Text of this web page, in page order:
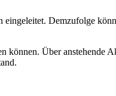
eingeleitet. Demzufolge
können. Über anstehende